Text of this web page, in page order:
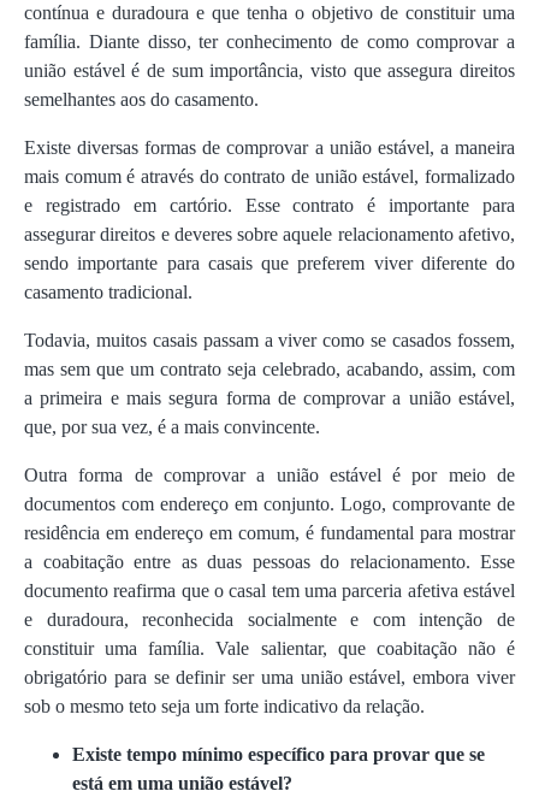
contínua e duradoura e que tenha o objetivo de constituir uma
família. Diante disso, ter conhecimento de como comprovar a
união estável é de sum importância, visto que assegura direitos
semelhantes aos do casamento.
Existe diversas formas de comprovar a união estável, a maneira
mais comum é através do contrato de união estável, formalizado
e registrado em cartório. Esse contrato é importante para
assegurar direitos e deveres sobre aquele relacionamento afetivo,
sendo importante para casais que preferem viver diferente do
casamento tradicional.
Todavia, muitos casais passam a viver como se casados fossem,
mas sem que um contrato seja celebrado, acabando, assim, com
a primeira e mais segura forma de comprovar a união estável,
que, por sua vez, é a mais convincente.
Outra forma de comprovar a união estável é por meio de
documentos com endereço em conjunto. Logo, comprovante de
residência em endereço em comum, é fundamental para mostrar
a coabitação entre as duas pessoas do relacionamento. Esse
documento reafirma que o casal tem uma parceria afetiva estável
e duradoura, reconhecida socialmente e com intenção de
constituir uma família. Vale salientar, que coabitação não é
obrigatório para se definir ser uma união estável, embora viver
sob o mesmo teto seja um forte indicativo da relação.
Existe tempo mínimo específico para provar que se
está em uma união estável?